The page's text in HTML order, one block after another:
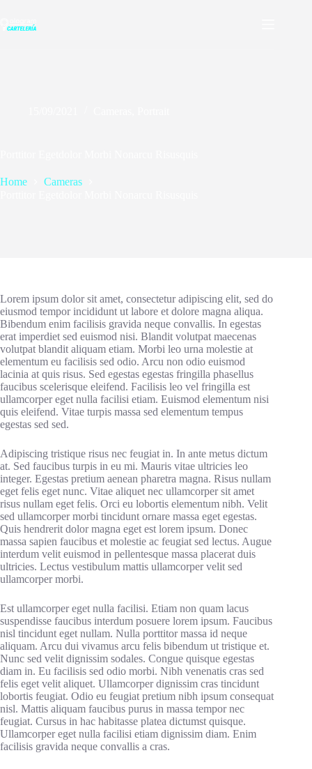
content
Home
Cameras
Lorem ipsum dolor sit amet, consectetur adipiscing elit, sed do
eiusmod tempor incididunt ut labore et dolore magna aliqua.
Bibendum enim facilisis gravida neque convallis. In egestas
erat imperdiet sed euismod nisi. Blandit volutpat maecenas
volutpat blandit aliquam etiam. Morbi leo urna molestie at
elementum eu facilisis sed odio. Arcu non odio euismod
lacinia at quis risus. Sed egestas egestas fringilla phasellus
faucibus scelerisque eleifend. Facilisis leo vel fringilla est
ullamcorper eget nulla facilisi etiam. Euismod elementum nisi
quis eleifend. Vitae turpis massa sed elementum tempus
egestas sed sed.
Adipiscing tristique risus nec feugiat in. In ante metus dictum
at. Sed faucibus turpis in eu mi. Mauris vitae ultricies leo
integer. Egestas pretium aenean pharetra magna. Risus nullam
eget felis eget nunc. Vitae aliquet nec ullamcorper sit amet
risus nullam eget felis. Orci eu lobortis elementum nibh. Velit
sed ullamcorper morbi tincidunt ornare massa eget egestas.
Quis hendrerit dolor magna eget est lorem ipsum. Donec
massa sapien faucibus et molestie ac feugiat sed lectus. Augue
interdum velit euismod in pellentesque massa placerat duis
ultricies. Lectus vestibulum mattis ullamcorper velit sed
ullamcorper morbi.
Est ullamcorper eget nulla facilisi. Etiam non quam lacus
suspendisse faucibus interdum posuere lorem ipsum. Faucibus
nisl tincidunt eget nullam. Nulla porttitor massa id neque
aliquam. Arcu dui vivamus arcu felis bibendum ut tristique et.
Nunc sed velit dignissim sodales. Congue quisque egestas
diam in. Eu facilisis sed odio morbi. Nibh venenatis cras sed
felis eget velit aliquet. Ullamcorper dignissim cras tincidunt
lobortis feugiat. Odio eu feugiat pretium nibh ipsum consequat
nisl. Mattis aliquam faucibus purus in massa tempor nec
feugiat. Cursus in hac habitasse platea dictumst quisque.
Ullamcorper eget nulla facilisi etiam dignissim diam. Enim
facilisis gravida neque convallis a cras.